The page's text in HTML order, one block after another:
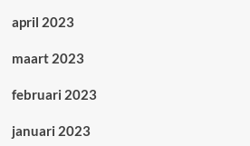
april 2023
maart 2023
februari 2023
januari 2023